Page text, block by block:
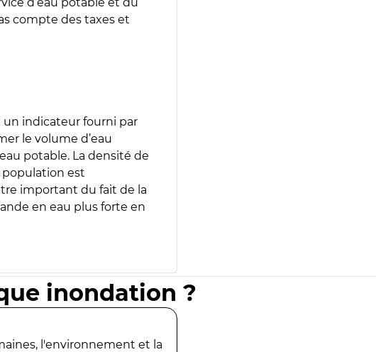
compte des taxes et
un indicateur fourni par
le volume d’eau
potable. La densité de
population est
important du fait de la
en eau plus forte en
inondation ?
l'environnement et la